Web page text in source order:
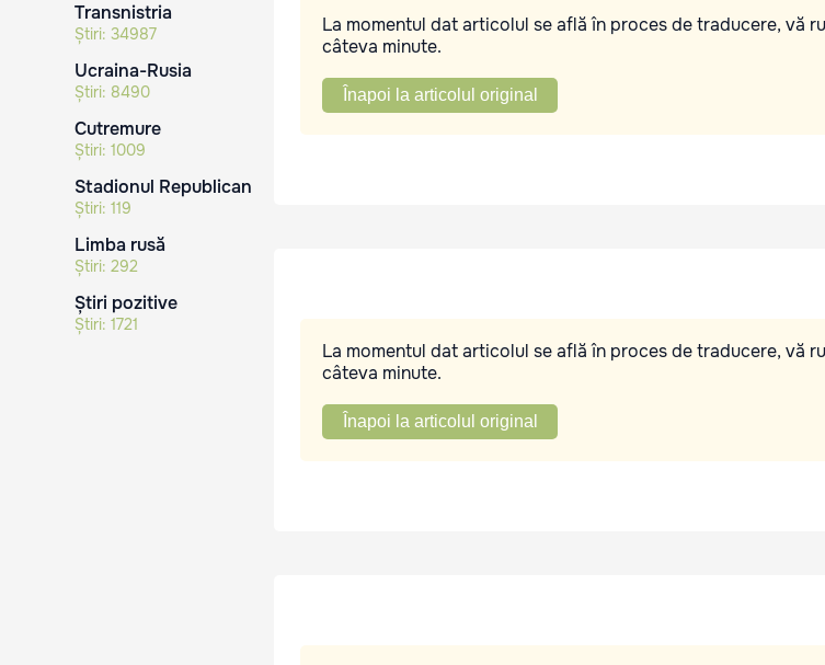
Transnistria
Știri: 34987
Ucraina-Rusia
Știri: 8490
Cutremure
Știri: 1009
Stadionul Republican
Știri: 119
Limba rusă
Știri: 292
Știri pozitive
Știri: 1721
La momentul dat articolul se află în proces de traducere, vă
câteva minute.
Înapoi la articolul original
La momentul dat articolul se află în proces de traducere, vă
câteva minute.
Înapoi la articolul original